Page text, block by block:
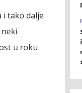
i tako dalje
u roku